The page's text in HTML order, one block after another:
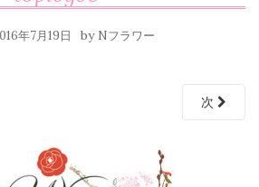
年7月19日 by Nフラワー
次